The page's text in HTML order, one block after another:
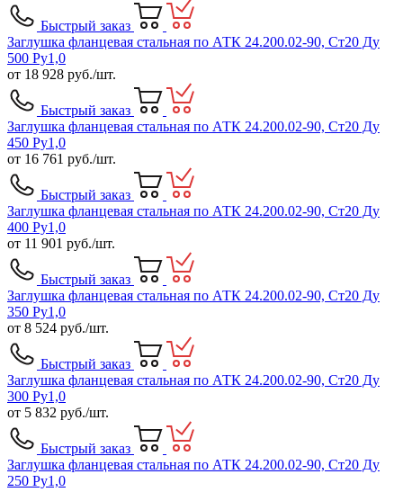
Быстрый заказ
Заглушка фланцевая стальная по АТК 24.200.02-90, Ст20 Ду
500 Ру1,0
от 18 928 руб./шт.
Быстрый заказ
Заглушка фланцевая стальная по АТК 24.200.02-90, Ст20 Ду
450 Ру1,0
от 16 761 руб./шт.
Быстрый заказ
Заглушка фланцевая стальная по АТК 24.200.02-90, Ст20 Ду
400 Ру1,0
от 11 901 руб./шт.
Быстрый заказ
Заглушка фланцевая стальная по АТК 24.200.02-90, Ст20 Ду
350 Ру1,0
от 8 524 руб./шт.
Быстрый заказ
Заглушка фланцевая стальная по АТК 24.200.02-90, Ст20 Ду
300 Ру1,0
от 5 832 руб./шт.
Быстрый заказ
Заглушка фланцевая стальная по АТК 24.200.02-90, Ст20 Ду
250 Ру1,0